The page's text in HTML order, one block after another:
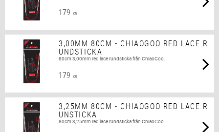
179 KR
3,00MM 80CM - CHIAOGOO RED LACE R
UNDSTICKA
80cm 3,00mm red lace rundsticka från ChiaoGoo.
179 KR
3,25MM 80CM - CHIAOGOO RED LACE R
UNSTICKA
80cm 3,25mm red lace rundsticka från ChiaoGoo.